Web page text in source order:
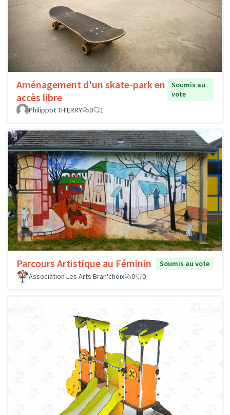
Aménagement d'un skate-park en
accès libre
Soumis au
vote
Philippot THIERRY
0 1
Parcours Artistique au Féminin
Soumis au vote
Association Les Arts Bran'choix
0 0